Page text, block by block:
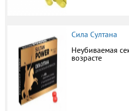
Сила Султана
Неубиваемая
возрасте